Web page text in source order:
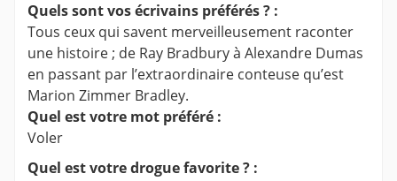
Quels sont vos écrivains préférés ? :
Tous ceux qui savent merveilleusement raconter
une histoire ; de Ray Bradbury à Alexandre Dumas
en passant par l’extraordinaire conteuse qu’est
Marion Zimmer Bradley.
Quel est votre mot préféré :
Voler
Quel est votre drogue favorite ? :